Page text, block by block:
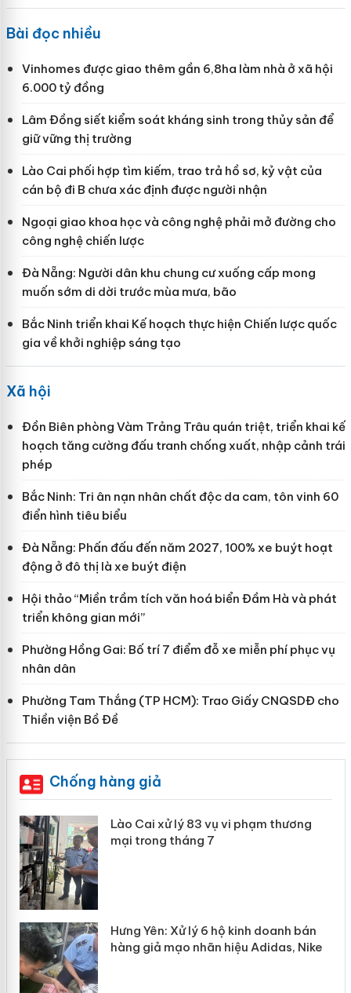
Bài đọc nhiều
Vinhomes được giao thêm gần 6,8ha làm nhà ở xã hội
6.000 tỷ đồng
Lâm Đồng siết kiểm soát kháng sinh trong thủy sản để
giữ vững thị trường
Lào Cai phối hợp tìm kiếm, trao trả hồ sơ, kỷ vật của
cán bộ đi B chưa xác định được người nhận
Ngoại giao khoa học và công nghệ phải mở đường cho
công nghệ chiến lược
Đà Nẵng: Người dân khu chung cư xuống cấp mong
muốn sớm di dời trước mùa mưa, bão
Bắc Ninh triển khai Kế hoạch thực hiện Chiến lược quốc
gia về khởi nghiệp sáng tạo
Xã hội
Đồn Biên phòng Vàm Trảng Trâu quán triệt, triển khai kế
hoạch tăng cường đấu tranh chống xuất, nhập cảnh trái
phép
Bắc Ninh: Tri ân nạn nhân chất độc da cam, tôn vinh 60
điển hình tiêu biểu
Đà Nẵng: Phấn đấu đến năm 2027, 100% xe buýt hoạt
động ở đô thị là xe buýt điện
Hội thảo “Miền trầm tích văn hoá biển Đầm Hà và phát
triển không gian mới”
Phường Hồng Gai: Bố trí 7 điểm đỗ xe miễn phí phục vụ
nhân dân
Phường Tam Thắng (TP HCM): Trao Giấy CNQSDĐ cho
Thiền viện Bồ Đề
Chống hàng giả
Lào Cai xử lý 83 vụ vi phạm thương
mại trong tháng 7
Hưng Yên: Xử lý 6 hộ kinh doanh bán
hàng giả mạo nhãn hiệu Adidas, Nike